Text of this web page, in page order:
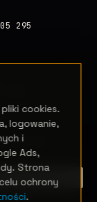
295
SYGNAŁ →
cookies.
logowanie,
i
Ads,
Strona
ochrony
.